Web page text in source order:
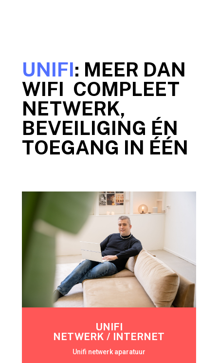
UNIFI: MEER DAN
WIFI COMPLEET
NETWERK,
BEVEILIGING ÉN
TOEGANG IN ÉÉN
UNIFI
NETWERK / INTERNET
Unifi netwerk aparatuur